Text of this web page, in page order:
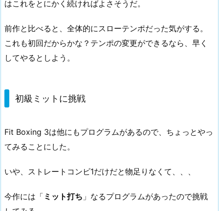
はこれをとにかく続ければよさそうだ。
前作と比べると、全体的にスローテンポだった気がする。
これも初回だからかな？テンポの変更ができるなら、早く
してやるとしよう。
初級ミットに挑戦
Fit Boxing 3は他にもプログラムがあるので、ちょっとやっ
てみることにした。
いや、ストレートコンビ1だけだと物足りなくて、、、
今作には「 ミット打ち 」なるプログラムがあったので挑戦